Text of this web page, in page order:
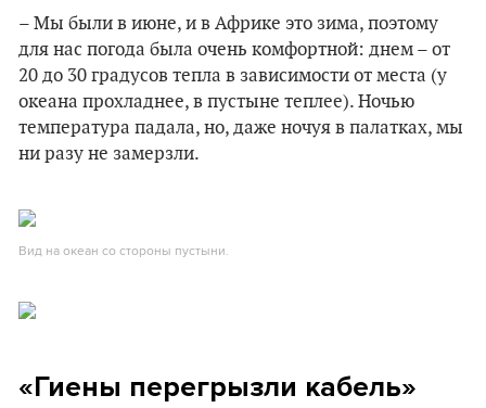
– Мы были в июне, и в Африке это зима, поэтому
для нас погода была очень комфортной: днем – от
20 до 30 градусов тепла в зависимости от места (у
океана прохладнее, в пустыне теплее). Ночью
температура падала, но, даже ночуя в палатках, мы
ни разу не замерзли.
Вид на океан со стороны пустыни.
«Гиены перегрызли кабель»